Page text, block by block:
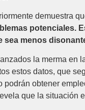
demuestra
potenciales.
sea menos
la merma en
estos datos, que
podrán obtener
que la situación